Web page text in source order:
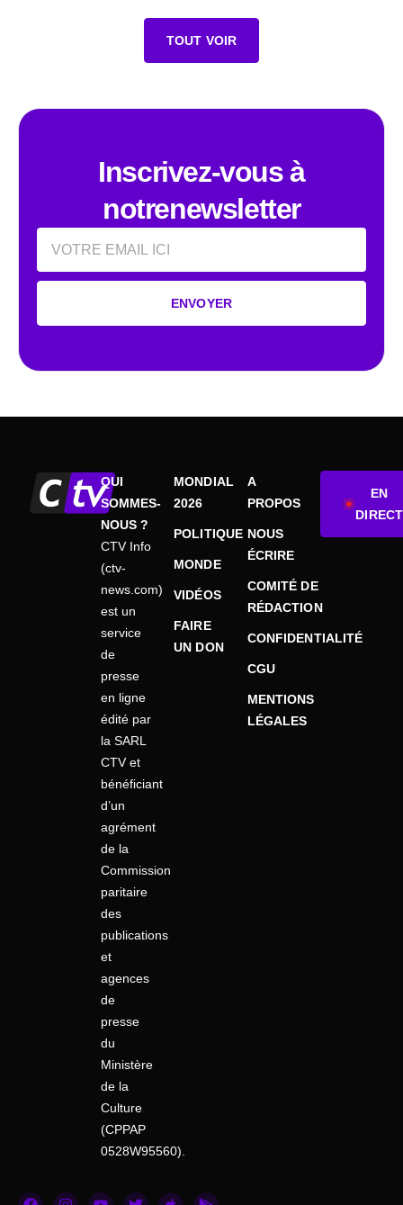
TOUT VOIR
Inscrivez-vous à
notrenewsletter
Email
ENVOYER
QUI
SOMMES-
NOUS ?
CTV Info
(ctv-
news.com)
est un
service
de
presse
en ligne
édité par
la SARL
CTV et
bénéficiant
d’un
agrément
de la
Commission
paritaire
des
publications
et
agences
de
presse
du
Ministère
de la
Culture
(CPPAP
0528W95560).
MONDIAL
2026
POLITIQUE
MONDE
VIDÉOS
FAIRE
UN DON
A
PROPOS
NOUS
ÉCRIRE
COMITÉ DE
RÉDACTION
CONFIDENTIALITÉ
CGU
MENTIONS
LÉGALES
EN
DIRECT
F
I
Y
T
A
G